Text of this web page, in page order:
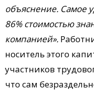
объяснение. Самое
86% стоимостью
компанией».
носитель этого
участников
что сам